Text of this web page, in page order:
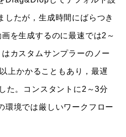
したが，生成時間にばらつき
を生成するのに最速では2～
カスタムサンプラーのノー
上かかることもあり，最遅
た。コンスタントに2～3分
環境では厳しいワークフロー